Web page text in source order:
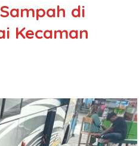
di
Kecaman